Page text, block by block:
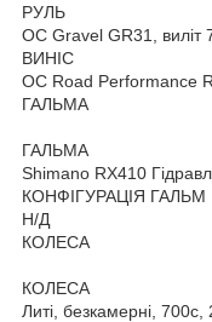
РУЛЬ
OC Gravel GR31, виліт
ВИНІС
OC Road Performance
ГАЛЬМА
ГАЛЬМА
Shimano RX410
КОНФІГУРАЦІЯ ГАЛЬМ
Н/Д
КОЛЕСА
КОЛЕСА
Литі, безкамерні, 700c,